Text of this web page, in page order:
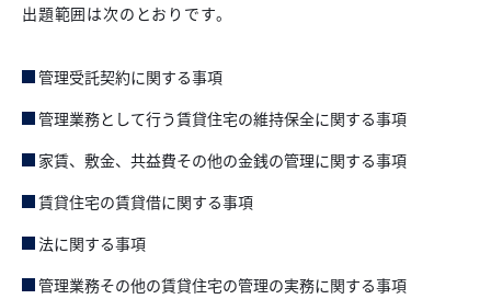
出題範囲は次のとおりです。
管理受託契約に関する事項
管理業務として行う賃貸住宅の維持保全に関する事項
家賃、敷金、共益費その他の金銭の管理に関する事項
賃貸住宅の賃貸借に関する事項
法に関する事項
管理業務その他の賃貸住宅の管理の実務に関する事項